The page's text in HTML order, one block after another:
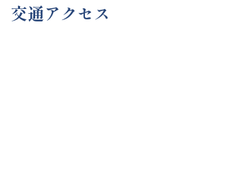
交通アクセス